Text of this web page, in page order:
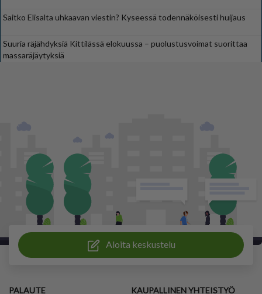
Saitko Elisalta uhkaavan viestin? Kyseessä todennäköisesti huijaus
Suuria räjähdyksiä Kittilässä elokuussa – puolustusvoimat suorittaa
massaräjäytyksiä
Aloita keskustelu
PALAUTE KAUPALLINEN YHTEISTYÖ